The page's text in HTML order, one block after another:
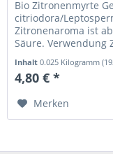
Bio Zitronenmyrte
citriodora/
Zitronenaroma ist
Säure.
Inhalt0.025 Kilogramm
4,80 € *
Merken